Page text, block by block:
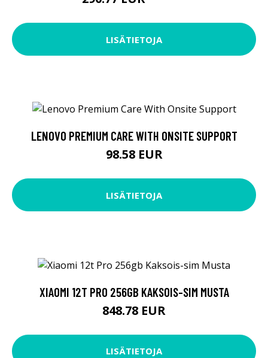
LISÄTIETOJA
LENOVO PREMIUM CARE WITH ONSITE SUPPORT
98.58 EUR
LISÄTIETOJA
XIAOMI 12T PRO 256GB KAKSOIS-SIM MUSTA
848.78 EUR
LISÄTIETOJA